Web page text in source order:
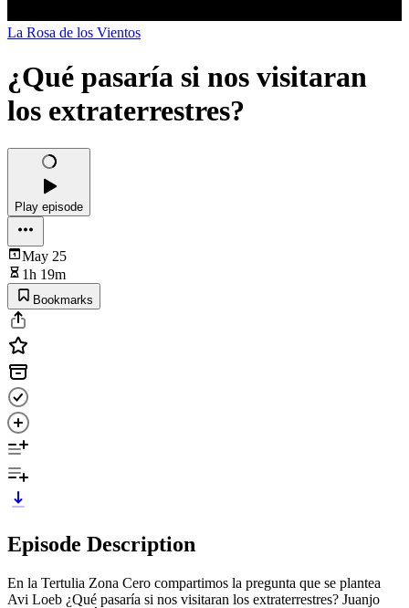
La Rosa de los Vientos
¿Qué pasaría si nos visitaran
los extraterrestres?
Play episode
May 25
1h 19m
Bookmarks
Episode Description
En la Tertulia Zona Cero compartimos la pregunta que se plantea
Avi Loeb ¿Qué pasaría si nos visitaran los extraterrestres? Juanjo